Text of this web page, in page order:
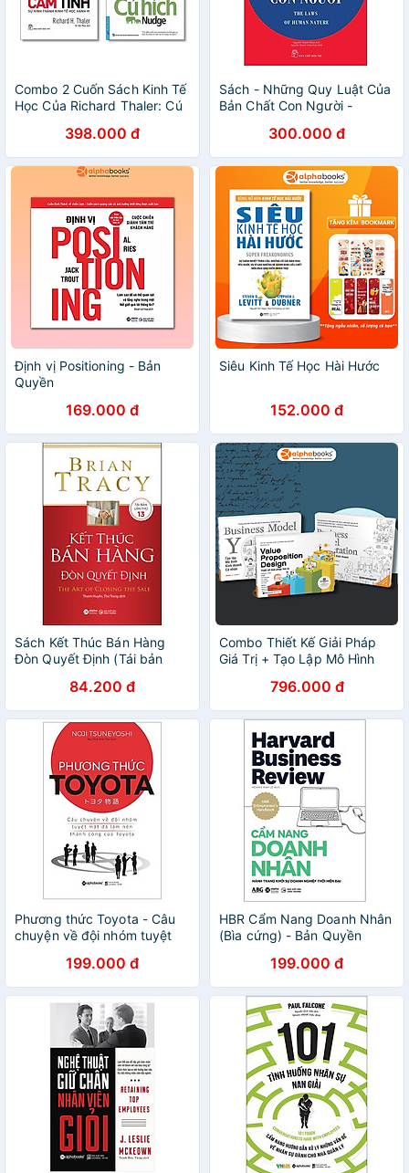
Combo 2 Cuốn Sách Kinh Tế
Học Của Richard Thaler: Cú
Hành Xử Cảm Tính - Nobel
Kinh Tế 2017 - Tặng Kèm
Bookmark Bamboo Books
398.000 đ
Sách - Những Quy Luật Của
Bản Chất Con Người -
International Bestselling
Author - NXB Trẻ
300.000 đ
Định vị Positioning - Bản
Quyền
169.000 đ
Siêu Kinh Tế Học Hài Hước
152.000 đ
Sách Kết Thúc Bán Hàng
Đòn Quyết Định (Tái bản
84.200 đ
Combo Thiết Kế Giải Pháp
Giá Trị + Tạo Lập Mô Hình
Hình Kinh Doanh Cá Nhân (3
Cuốn) - Bản Quyền
796.000 đ
Phương thức Toyota - Câu
chuyện về đội nhóm tuyệt
của Toyota - Bản Quyền
199.000 đ
HBR Cẩm Nang Doanh Nhân
(Bìa cứng) - Bản Quyền
199.000 đ